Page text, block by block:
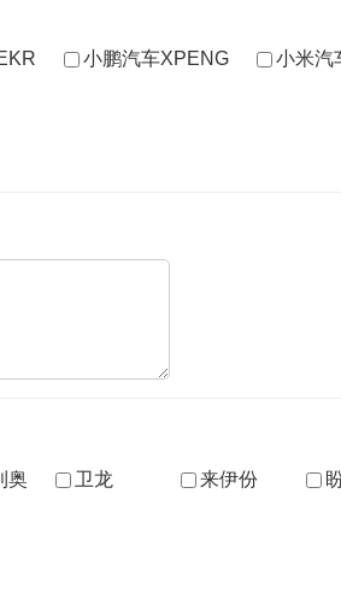
小鹏汽车XPENG 小米汽
奥 卫龙 来伊份